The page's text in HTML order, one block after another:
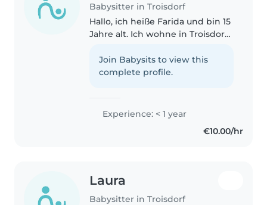
Babysitter in Troisdorf
Hallo, ich heiße Farida und bin 15
Jahre alt. Ich wohne in Troisdorf.
kümmere mich gerne um sie.
Ich habe Erfahrung mit Kindern
Join Babysits to view this
complete profile.
Experience: < 1 year
€10.00/hr
Laura
Babysitter in Troisdorf